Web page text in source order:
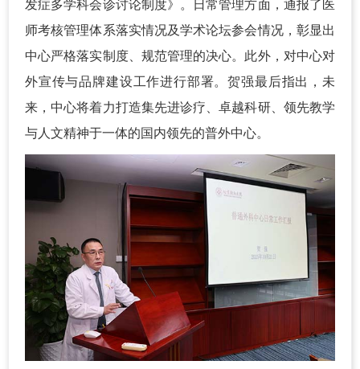
发症多学科会诊讨论制度》。日常管理方面，通报了医
师考核管理体系落实情况及学术论坛参会情况，彰显出
中心严格落实制度、规范管理的决心。此外，对中心对
外宣传与品牌建设工作进行部署。贺强最后指出，未
来，中心将着力打造集先进诊疗、卓越科研、领先教学
与人文精神于一体的国内领先的普外中心。